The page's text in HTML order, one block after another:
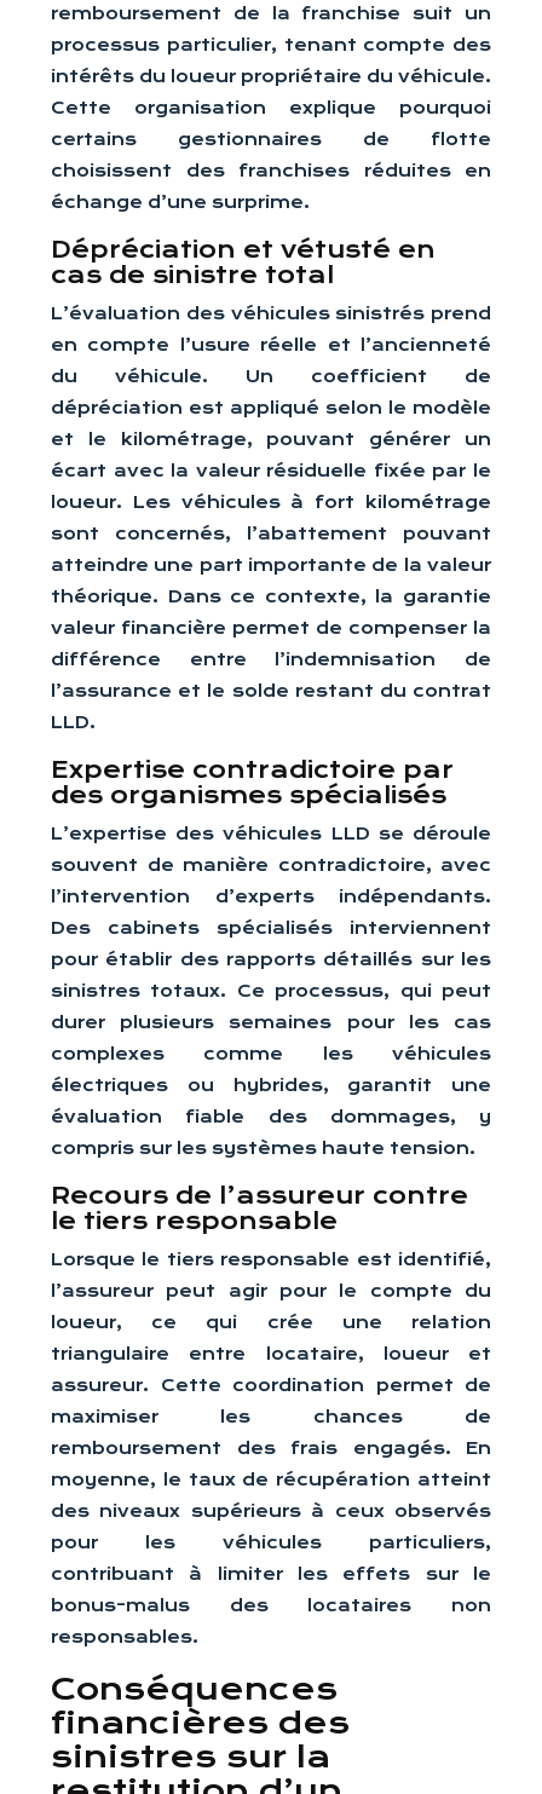
remboursement de la franchise suit un
processus particulier, tenant compte des
intérêts du loueur propriétaire du véhicule.
Cette organisation explique pourquoi
certains gestionnaires de flotte
choisissent des franchises réduites en
échange d’une surprime.
Dépréciation et vétusté en
cas de sinistre total
L’évaluation des véhicules sinistrés prend
en compte l’usure réelle et l’ancienneté
du véhicule. Un coefficient de
dépréciation est appliqué selon le modèle
et le kilométrage, pouvant générer un
écart avec la valeur résiduelle fixée par le
loueur. Les véhicules à fort kilométrage
sont concernés, l’abattement pouvant
atteindre une part importante de la valeur
théorique. Dans ce contexte, la garantie
valeur financière permet de compenser la
différence entre l’indemnisation de
l’assurance et le solde restant du contrat
LLD.
Expertise contradictoire par
des organismes spécialisés
L’expertise des véhicules LLD se déroule
souvent de manière contradictoire, avec
l’intervention d’experts indépendants.
Des cabinets spécialisés interviennent
pour établir des rapports détaillés sur les
sinistres totaux. Ce processus, qui peut
durer plusieurs semaines pour les cas
complexes comme les véhicules
électriques ou hybrides, garantit une
évaluation fiable des dommages, y
compris sur les systèmes haute tension.
Recours de l’assureur contre
le tiers responsable
Lorsque le tiers responsable est identifié,
l’assureur peut agir pour le compte du
loueur, ce qui crée une relation
triangulaire entre locataire, loueur et
assureur. Cette coordination permet de
maximiser les chances de
remboursement des frais engagés. En
moyenne, le taux de récupération atteint
des niveaux supérieurs à ceux observés
pour les véhicules particuliers,
contribuant à limiter les effets sur le
bonus-malus des locataires non
responsables.
Conséquences
financières des
sinistres sur la